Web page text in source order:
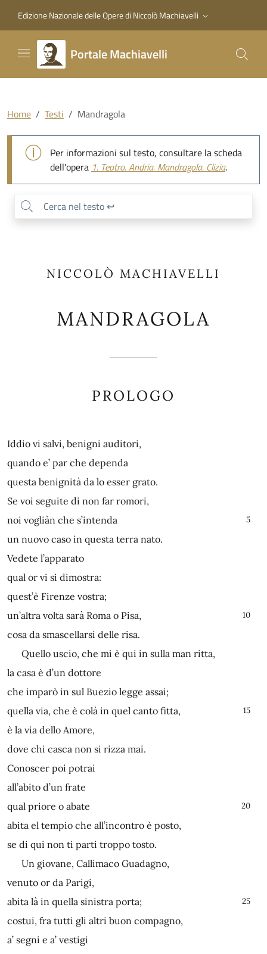
Edizione Nazionale delle Opere di Niccolò Machiavelli
Portale Machiavelli
Home Testi Mandragola
Mandragola
Per informazioni sul testo, consultare la scheda
dell'opera 1. Teatro. Andria. Mandragola. Clizia.
/0
NICCOLÒ MACHIAVELLI
MANDRAGOLA
PROLOGO
Iddio vi salvi, benigni auditori,
quando e’ par che dependa
questa benignità da lo esser grato.
Se voi seguite di non far romori,
noi vogliàn che s’intenda
5
un nuovo caso in questa terra nato.
Vedete l’apparato
qual or vi si dimostra:
quest’è Firenze vostra;
un’altra volta sarà Roma o Pisa,
10
cosa da smascellarsi delle risa.
Quello uscio, che mi è qui in sulla man ritta,
la casa è d’un dottore
che imparò in sul Buezio legge assai;
quella via, che è colà in quel canto fitta,
15
è la via dello Amore,
dove chi casca non si rizza mai.
Conoscer poi potrai
all’abito d’un frate
qual priore o abate
20
abita el tempio che all’incontro è posto,
se di qui non ti parti troppo tosto.
Un giovane, Callimaco Guadagno,
venuto or da Parigi,
abita là in quella sinistra porta;
25
costui, fra tutti gli altri buon compagno,
a’ segni e a’ vestigi